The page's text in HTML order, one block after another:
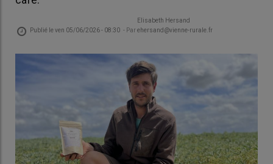
Publié leven 05/06/2026 - 08:30 - Par
Elisabeth Hersand
ehersand@vienne-rurale.fr